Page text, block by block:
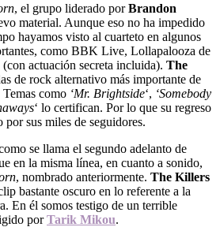
, el grupo liderado porBrandon
material. Aunque eso no ha impedido
hayamos visto al cuarteto en algunos
como BBK Live, Lollapalooza de
actuación secreta incluida). The
de rock alternativo más importante de
como ‘Mr. Brightside‘, ‘Somebody
‘ lo certifican. Por lo que su regreso
por sus miles de seguidores.
se llama el segundo adelanto de
en la misma línea, en cuanto a sonido,
, nombrado anteriormente. The Killers
bastante oscuro en lo referente a la
En él somos testigo de un terrible
porTarik Mikou.